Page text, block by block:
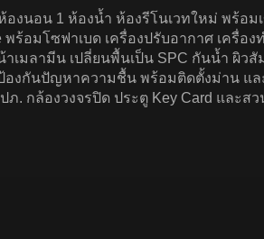
งนอน 1 ห้องน้ำ ห้องรีโนเวทใหม่ พร้อม
พร้อมโซฟาเบด เครื่องปรับอากาศ เครื่อ
เมลามีน เปลี่ยนพื้นเป็น SPC กันน้ำ ผิว
องกันปัญหาความชื้น พร้อมติดตั้งม่าน แ
. กล้องวงจรปิด ประตู Key Card และส